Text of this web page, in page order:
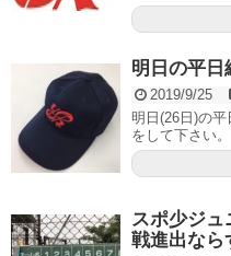
明日の平日
2019/9/25
明日(26日)の
をして下さい。
スポ少ジ
戦進出なら